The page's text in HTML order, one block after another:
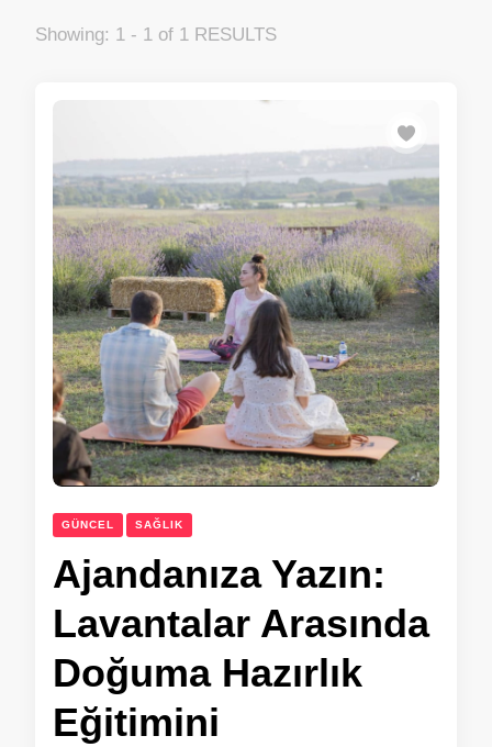
Showing: 1 - 1 of 1 RESULTS
GÜNCEL SAĞLIK
Ajandanıza Yazın:
Lavantalar Arasında
Doğuma Hazırlık
Eğitimini